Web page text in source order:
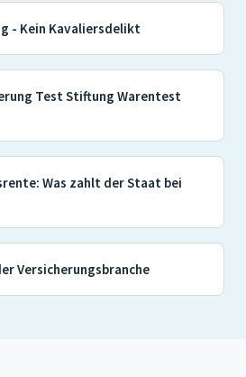
- Kein Kavaliersdelikt
Test Stiftung Warentest
Was zahlt der Staat bei
Versicherungsbranche